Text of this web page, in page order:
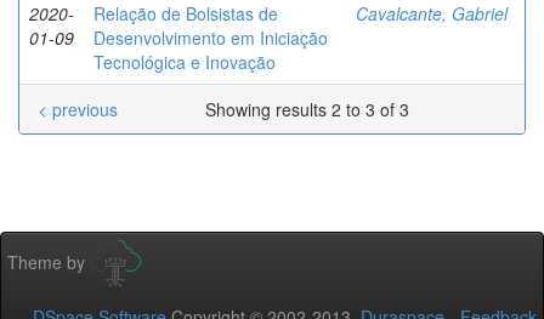
2020-
01-09
Relação de Bolsistas de
Desenvolvimento em Iniciação
Tecnológica e Inovação
Cavalcante, Gabriel
Showing results 2 to 3 of 3
< previous
Theme by